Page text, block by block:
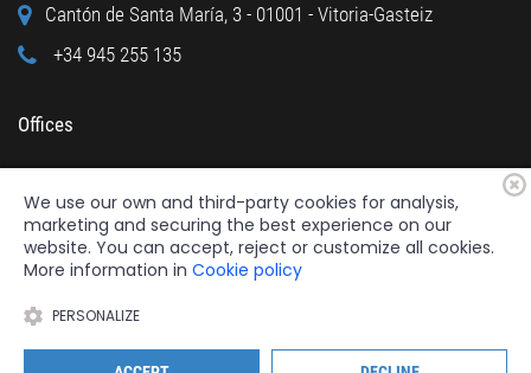
Cantón de Santa María, 3 - 01001 - Vitoria-Gasteiz
+34 945 255 135
Offices
+34 945 122 160
We use our own and third-party cookies for analysis,
marketing and securing the best experience on our
website. You can accept, reject or customize all cookies.
More information in Cookie policy
PERSONALIZE